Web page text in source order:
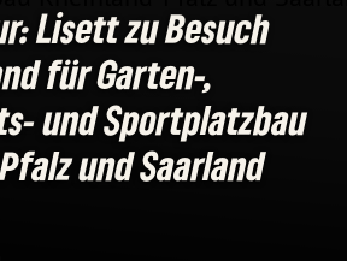
Lisett zu Besuch
für Garten-,
und Sportplatzbau
und Saarland